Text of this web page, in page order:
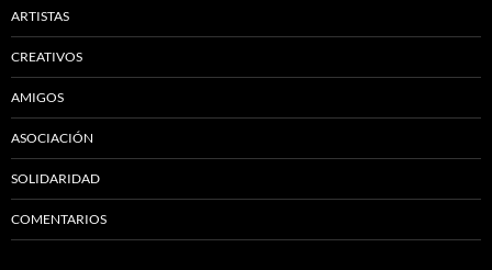
ARTISTAS
CREATIVOS
AMIGOS
ASOCIACIÓN
SOLIDARIDAD
COMENTARIOS